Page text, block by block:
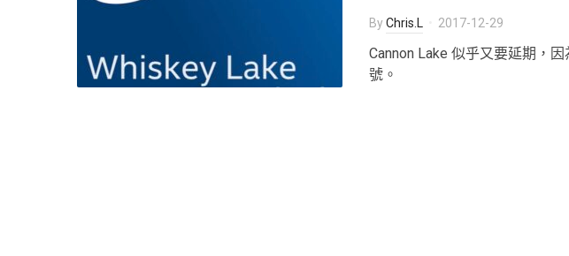
ByChris.L 2017-12-29
Cannon Lake 似乎又要延期，
號。